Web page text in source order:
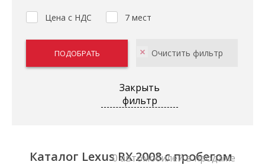
Цена с НДС 7 мест
Закрыть
фильтр
Каталог Lexus RX 2008 с пробегом
0 автомобилей в продаже